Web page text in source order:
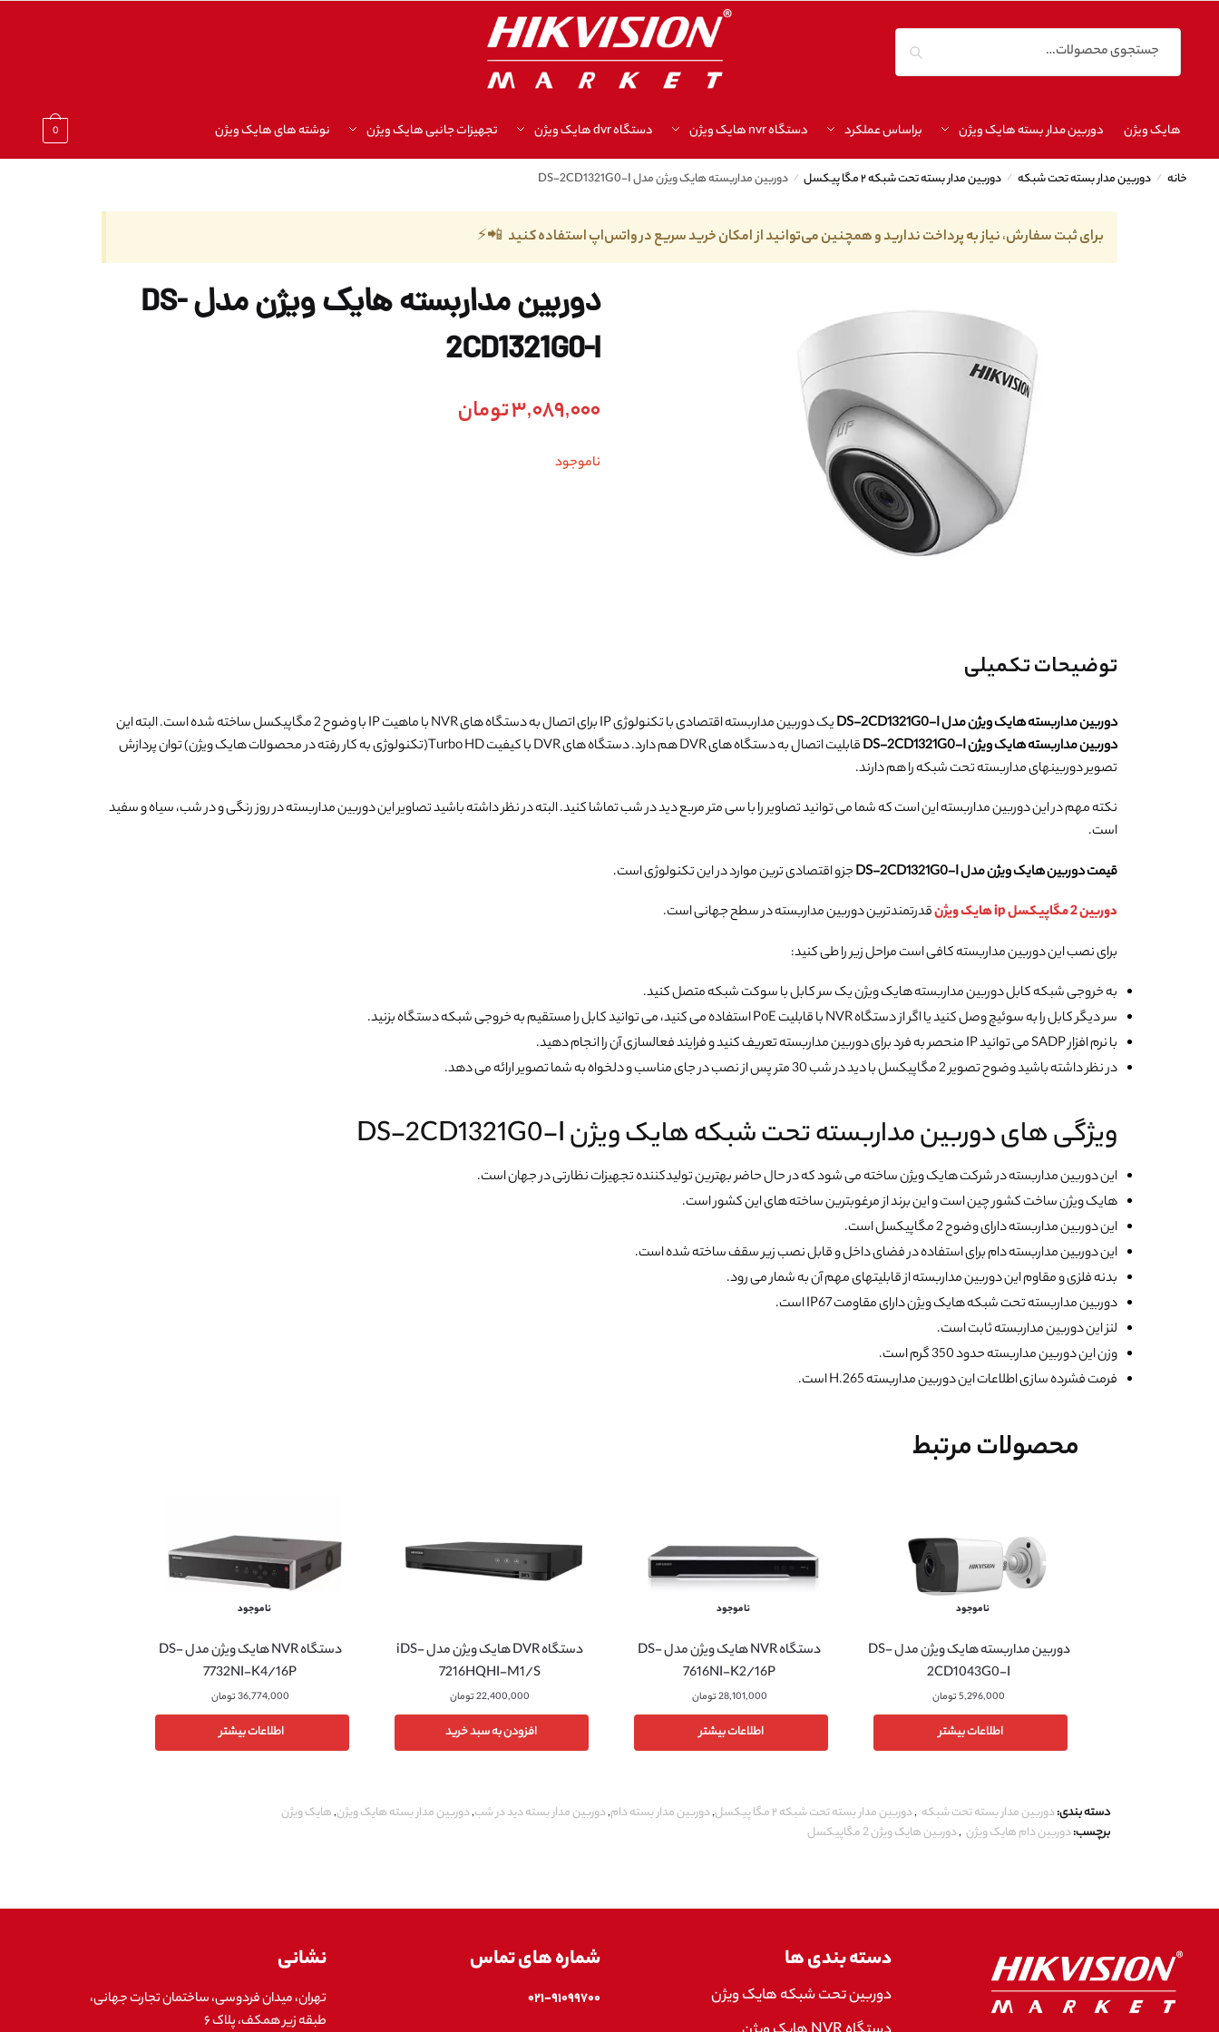
هایک ویژن دوربین مدار بسته هایک ویژن براساس عملکرد دستگاه nvr هایک ویژن دستگاه dvr هایک ویژن تجهیزات جانبی هایک ویژن نوشته های هایک ویژن 0
خانه / دوربین مدار بسته تحت شبکه / دوربین مدار بسته تحت شبکه ۲ مگا پیکسل / دوربین مداربسته هایک ویژن مدل DS-2CD1321G0-I
برای ثبت سفارش، نیاز به پرداخت ندارید و همچنین می‌توانید از امکان خرید سریع در واتس‌اپ استفاده کنید 📲⚡
دوربین مداربسته هایک ویژن مدل DS-
2CD1321G0-I
3,089,000تومان
ناموجود
توضیحات تکمیلی
دوربین مداربسته هایک ویژن مدل DS-2CD1321G0-I
یک دوربین مداربسته اقتصادی با تکنولوژی IP برای اتصال به دستگاه های NVR با ماهیت IP با وضوح 2 مگاپیکسل ساخته شده است. البته این
دوربین مداربسته هایک ویژن DS-2CD1321G0-I
قابلیت اتصال به دستگاه های DVR هم دارد. دستگاه های DVR با کیفیت Turbo HD(تکنولوژی به کار رفته در محصولات هایک ویژن) توان پردازش
تصویر دوربینهای مداربسته تحت شبکه را هم دارند.
نکته مهم در این دوربین مداربسته این است که شما می توانید تصاویر را با سی متر مربع دید در شب تماشا کنید. البته در نظر داشته باشید تصاویر این دوربین مداربسته در روز رنگی و در شب، سیاه و سفید
است.
قیمت دوربین هایک ویژن مدل DS-2CD1321G0-I
جزو اقتصادی ترین موارد در این تکنولوژی است.
دوربین 2 مگاپیکسل ip هایک ویژن
قدرتمندترین دوربین مداربسته در سطح جهانی است.
برای نصب این دوربین مداربسته کافی است مراحل زیر را طی کنید:
به خروجی شبکه کابل دوربین مداربسته هایک ویژن یک سر کابل با سوکت شبکه متصل کنید.
سر دیگر کابل را به سوئیچ وصل کنید یا اگر از دستگاه NVR با قابلیت PoE استفاده می کنید، می توانید کابل را مستقیم به خروجی شبکه دستگاه بزنید.
با نرم افزار SADP می توانید IP منحصر به فرد برای دوربین مداربسته تعریف کنید و فرایند فعالسازی آن را انجام دهید.
در نظر داشته باشید وضوح تصویر 2 مگاپیکسل با دید در شب 30 متر پس از نصب در جای مناسب و دلخواه به شما تصویر ارائه می دهد.
ویژگی های دوربین مداربسته تحت شبکه هایک ویژن DS-2CD1321G0-I
این دوربین مداربسته در شرکت هایک ویژن ساخته می شود که در حال حاضر بهترین تولیدکننده تجهیزات نظارتی در جهان است.
هایک ویژن ساخت کشور چین است و این برند از مرغوبترین ساخته های این کشور است.
این دوربین مداربسته دارای وضوح 2 مگاپیکسل است.
این دوربین مداربسته دام برای استفاده در فضای داخل و قابل نصب زیر سقف ساخته شده است.
بدنه فلزی و مقاوم این دوربین مداربسته از قابلیتهای مهم آن به شمار می رود.
دوربین مداربسته تحت شبکه هایک ویژن دارای مقاومت IP67 است.
لنز این دوربین مداربسته ثابت است.
وزن این دوربین مداربسته حدود 350 گرم است.
فرمت فشرده سازی اطلاعات این دوربین مداربسته H.265 است.
محصولات مرتبط
ناموجود
دوربین مداربسته هایک ویژن مدل DS-
2CD1043G0-I
5,296,000تومان
اطلاعات بیشتر
ناموجود
دستگاه NVR هایک ویژن مدل DS-
7616NI-K2/16P
28,101,000تومان
اطلاعات بیشتر
دستگاه DVR هایک ویژن مدل iDS-
7216HQHI-M1/S
22,400,000تومان
افزودن به سبد خرید
ناموجود
دستگاه NVR هایک ویژن مدل DS-
7732NI-K4/16P
36,774,000تومان
اطلاعات بیشتر
دسته بندی:دوربین مدار بسته تحت شبکه ,دوربین مدار بسته تحت شبکه ۲ مگا پیکسل ,دوربین مدار بسته دام,دوربین مدار بسته دید در شب,دوربین مدار بسته هایک ویژن,هایک ویژن
برچسب:دوربین دام هایک ویژن ,دوربین هایک ویژن 2 مگاپیکسل
دسته بندی ها
دوربین تحت شبکه هایک ویژن
شماره های تماس
۰۲۱-۹۱۰۹۹۷۰۰
نشانی
تهران، میدان فردوسی، ساختمان تجارت جهانی،
طبقه زیر همکف، پلاک ۶